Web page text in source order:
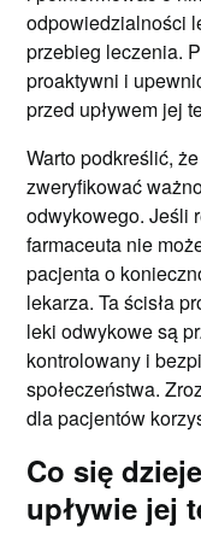
odpowiedzialności
przebieg leczenia.
proaktywni i
przed upływem jej
Warto podkreślić,
zweryfikować
odwykowego. Jeśli
farmaceuta nie
pacjenta o
lekarza. Ta ścisła
leki odwykowe są
kontrolowany i
społeczeństwa.
dla pacjentów
Co się
upływie jej